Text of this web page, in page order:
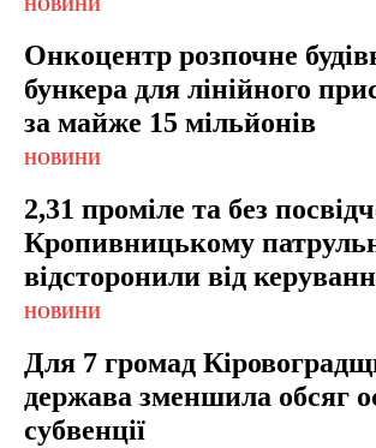
НОВИНИ
Онкоцентр розпочне
бункера для лінійного
за майже 15 мільйонів
НОВИНИ
2,31 проміле та без
Кропивницькому
відсторонили від
НОВИНИ
Для 7 громад
держава зменшила обсяг
субвенції